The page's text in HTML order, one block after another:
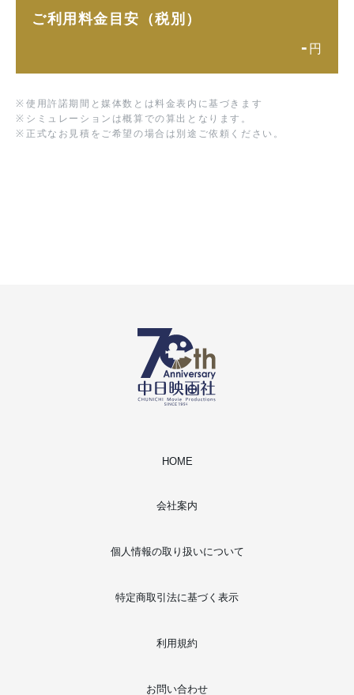
ご利用料金目安（税別）
- 円
※ 使用許諾期間と媒体数とは料金表内に基づきます
※ シミュレーションは概算での算出となります。
※ 正式なお見積をご希望の場合は別途ご依頼ください。
HOME
会社案内
個人情報の取り扱いについて
特定商取引法に基づく表示
利用規約
お問い合わせ